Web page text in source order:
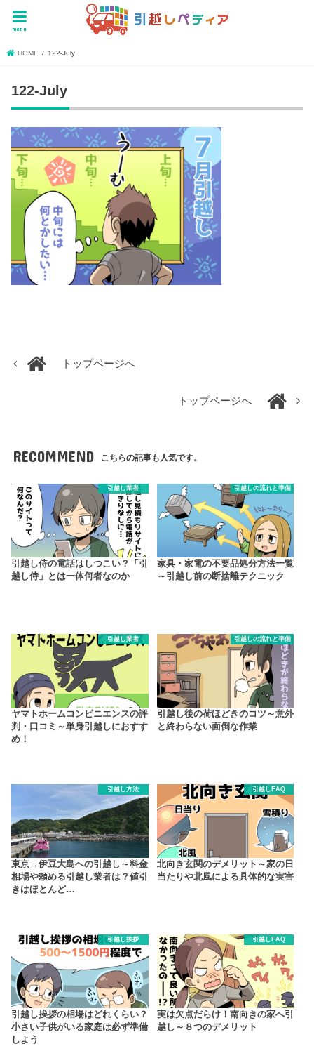
menu
HOME 122-July
122-July
トップページへ
トップページへ
RECOMMEND こちらの記事も人気です。
引越し業者
引越し侍の電話はしつこい？「引
越し侍」とは一体何者なのか
引越しの流れと準備
家具・家電の不要品処分方法一覧
～引越し前の断捨離テクニック
引越し業者
ヤマトホームコンビニエンスの評
判・口コミ～単身引越しにおすす
め！
引越しの流れと準備
引越し後の荷ほどきのコツ～意外
と終わらない面倒な作業
引越し方法
東京→伊豆大島への引越し～料金
相場や頼める引越し業者は？値引
きはほとんど…
引越しFAQ
北向き玄関のデメリット～家の日
当たりや北風による具体的な実害
引越し挨拶
引越し挨拶の相場はどれくらい？
小さい子供がいる家庭は必ず準備
しよう
引越しFAQ
実は欠点だらけ！南向きの家へ引
越し～８つのデメリット